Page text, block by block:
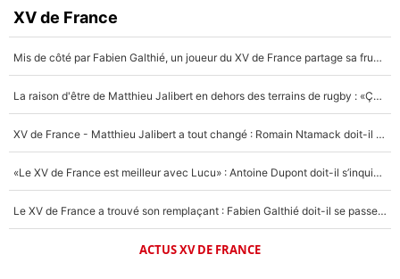
XV de France
Mis de côté par Fabien Galthié, un joueur du XV de France partage sa frustration : «ils ne me l’ont pas dit tout de suite»
La raison d'être de Matthieu Jalibert en dehors des terrains de rugby : «Ça m'atteint autant que si tu touches à un membre de ma famille»
XV de France - Matthieu Jalibert a tout changé : Romain Ntamack doit-il s’inquiéter pour sa place à un an de la Coupe du monde ?
«Le XV de France est meilleur avec Lucu» : Antoine Dupont doit-il s’inquiéter pour sa place ?
Le XV de France a trouvé son remplaçant : Fabien Galthié doit-il se passer d'Antoine Dupont ?
ACTUS XV DE FRANCE